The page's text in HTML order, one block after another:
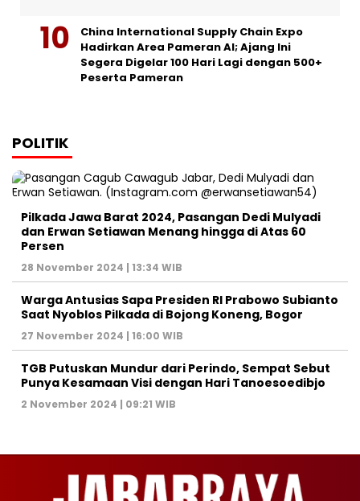
China International Supply Chain Expo
Hadirkan Area Pameran AI; Ajang Ini
Segera Digelar 100 Hari Lagi dengan 500+
Peserta Pameran
POLITIK
Pilkada Jawa Barat 2024, Pasangan Dedi Mulyadi
dan Erwan Setiawan Menang hingga di Atas 60
Persen
28 November 2024 | 13:34 WIB
Warga Antusias Sapa Presiden RI Prabowo Subianto
Saat Nyoblos Pilkada di Bojong Koneng, Bogor
27 November 2024 | 16:00 WIB
TGB Putuskan Mundur dari Perindo, Sempat Sebut
Punya Kesamaan Visi dengan Hari Tanoesoedibjo
2 November 2024 | 09:21 WIB